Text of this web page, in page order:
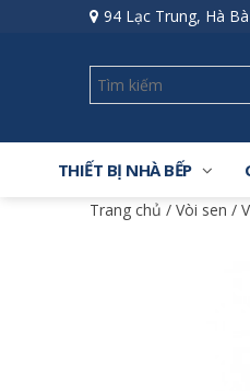
94 Lạc Trung, Hà
THIẾT BỊ NHÀ BẾP
Trang chủ / Vòi sen /